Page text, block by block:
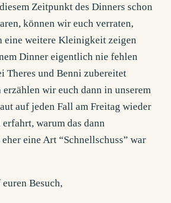
Zeitpunkt des Dinners schon
können wir euch verraten,
eine weitere Kleinigkeit zeigen
Dinner eigentlich nie fehlen
Theres und Benni zubereitet
erzählen wir euch dann in unserem
auf jeden Fall am Freitag wieder
warum das dann
eine Art “Schnellschuss” war
Besuch,